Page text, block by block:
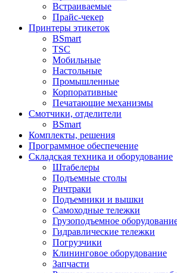
Встраиваемые
Прайс-чекер
Принтеры этикеток
BSmart
TSC
Мобильные
Настольные
Промышленные
Корпоративные
Печатающие механизмы
Смотчики, отделители
BSmart
Комплекты, решения
Программное обеспечение
Складская техника и оборудование
Штабелеры
Подъемные столы
Ричтраки
Подъемники и вышки
Самоходные тележки
Грузоподъемное
Гидравлические тележки
Погрузчики
Клининговое оборудование
Запчасти